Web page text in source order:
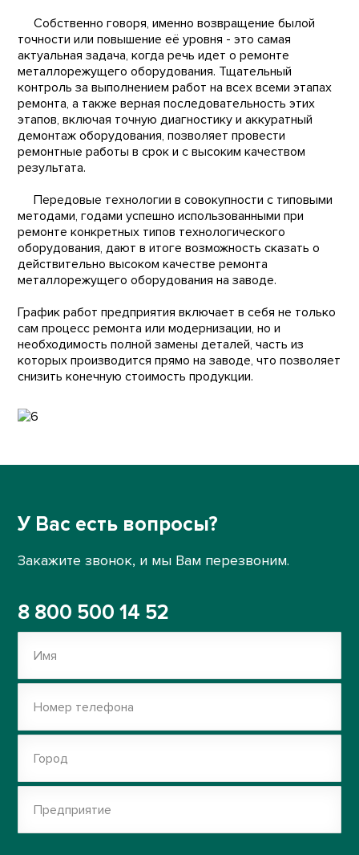
Собственно говоря, именно возвращение былой
точности или повышение её уровня - это самая
актуальная задача, когда речь идет о ремонте
металлорежущего оборудования. Тщательный
контроль за выполнением работ на всех всеми этапах
ремонта, а также верная последовательность этих
этапов, включая точную диагностику и аккуратный
демонтаж оборудования, позволяет провести
ремонтные работы в срок и с высоким качеством
результата.
Передовые технологии в совокупности с типовыми
методами, годами успешно использованными при
ремонте конкретных типов технологического
оборудования, дают в итоге возможность сказать о
действительно высоком качестве ремонта
металлорежущего оборудования на заводе.
График работ предприятия включает в себя не только
сам процесс ремонта или модернизации, но и
необходимость полной замены деталей, часть из
которых производится прямо на заводе, что позволяет
снизить конечную стоимость продукции.
У Вас есть вопросы?
Закажите звонок, и мы Вам перезвоним.
8 800 500 14 52
Имя
Номер телефона
Город
Предприятие